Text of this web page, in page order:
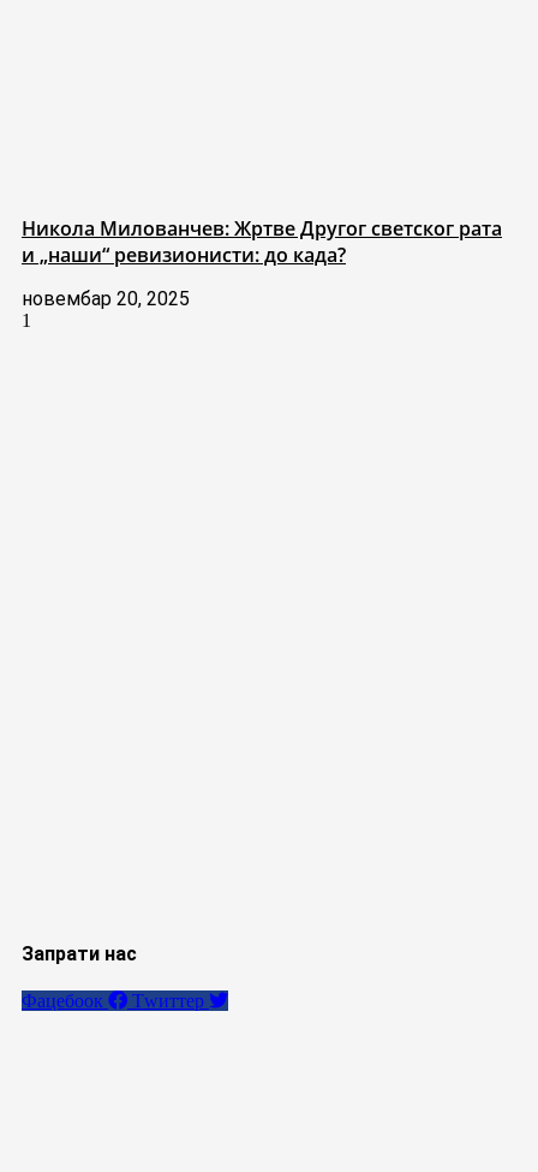
Никола Милованчев: Жртве Другог светског рата
и „наши“ ревизионисти: до када?
новембар 20, 2025
Запрати нас
Фацебоок Тwиттер